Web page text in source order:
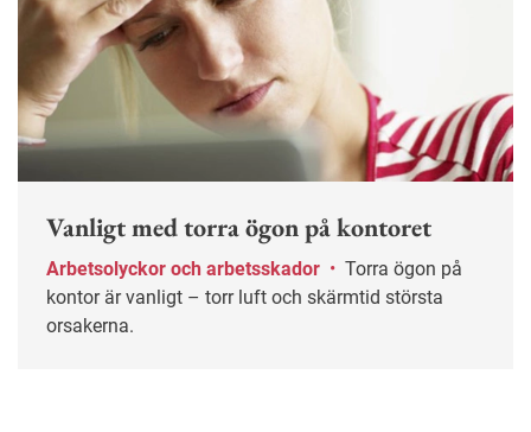
Vanligt med torra ögon på kontoret
Arbetsolyckor och arbetsskador •
kontor är vanligt – torr luft och skärmtid största
orsakerna.